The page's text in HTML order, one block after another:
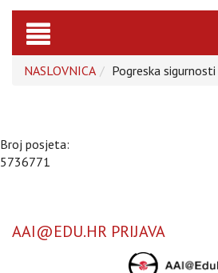
Toggle
navigation
NASLOVNICA Pogreska sigurnosti
Broj posjeta:
5736771
AAI@EDU.HR PRIJAVA